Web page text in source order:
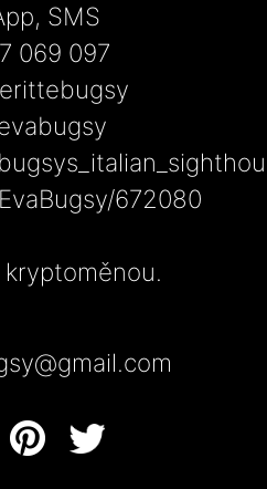
SMS
069 097
672080